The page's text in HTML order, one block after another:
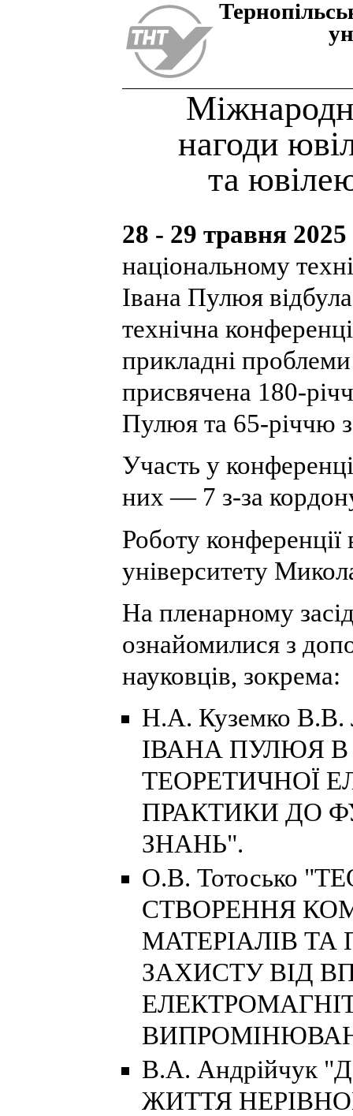
нагоди
та
28 - 29 травня
національному
Івана Пулюя
технічна
прикладні
присвячена 180-
Пулюя та 65-річчю
Участь у
них — 7 з-за
Роботу конференції
університету
На пленарному
ознайомилися з
науковців, зокрема:
Н.А. Куземко
ІВАНА ПУЛЮЯ
ТЕОРЕТИЧНОЇ
ПРАКТИКИ ДО
ЗНАНЬ".
О.В. Тотосько
СТВОРЕННЯ
МАТЕРІАЛІВ ТА
ЗАХИСТУ ВІД
В.А. Андрійчук
ЖИТТЯ